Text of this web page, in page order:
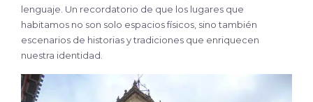
lenguaje. Un recordatorio de que los lugares que
habitamos no son solo espacios físicos, sino también
escenarios de historias y tradiciones que enriquecen
nuestra identidad.